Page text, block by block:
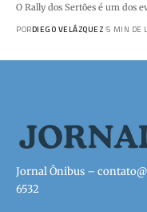
O Rally dos Sertões é um dos
PORDIEGO VELÁZQUEZ 5 MIN DE
Jornal Ônibus –
6532